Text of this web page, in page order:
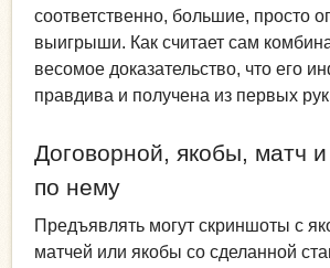
соответственно, большие, просто
выигрыши. Как считает сам
весомое доказательство, что его
правдива и получена из первых
Договорной, якобы, матч
по нему
Предъявлять могут скриншоты с
матчей или якобы со сделанной